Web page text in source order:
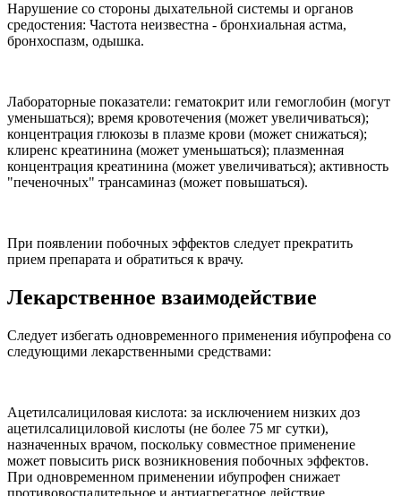
Нарушение со стороны дыхательной системы и органов
средостения: Частота неизвестна - бронхиальная астма,
бронхоспазм, одышка.
Лабораторные показатели: гематокрит или гемоглобин (могут
уменьшаться); время кровотечения (может увеличиваться);
концентрация глюкозы в плазме крови (может снижаться);
клиренс креатинина (может уменьшаться); плазменная
концентрация креатинина (может увеличиваться); активность
"печеночных" трансаминаз (может повышаться).
При появлении побочных эффектов следует прекратить
прием препарата и обратиться к врачу.
Лекарственное взаимодействие
Следует избегать одновременного применения ибупрофена со
следующими лекарственными средствами:
Ацетилсалициловая кислота: за исключением низких доз
ацетилсалициловой кислоты (не более 75 мг сутки),
назначенных врачом, поскольку совместное применение
может повысить риск возникновения побочных эффектов.
При одновременном применении ибупрофен снижает
противовоспалительное и антиагрегатное действие